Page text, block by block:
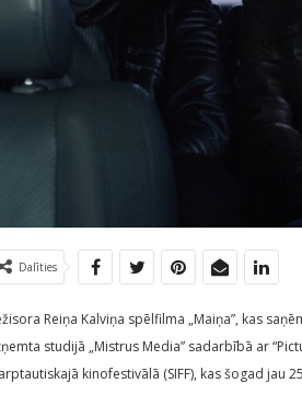
Dalīties
Reiņa Kalviņa spēlfilma „Maiņa”, kas
studijā „Mistrus Media” sadarbībā ar
kinofestivālā (SIFF), kas šogad jau